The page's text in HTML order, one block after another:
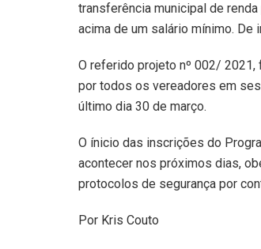
transferência municipal de
acima de um salário mínimo. De
O referido projeto nº 002/ 2021,
por todos os vereadores em
último dia 30 de março.
O ínicio das inscrições do
acontecer nos próximos dias,
protocolos de segurança por
Por Kris Couto